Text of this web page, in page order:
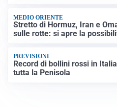
MEDIO ORIENTE
Stretto di Hormuz, Iran e
sulle rotte: si apre la
PREVISIONI
Record di bollini rossi in
tutta la Penisola